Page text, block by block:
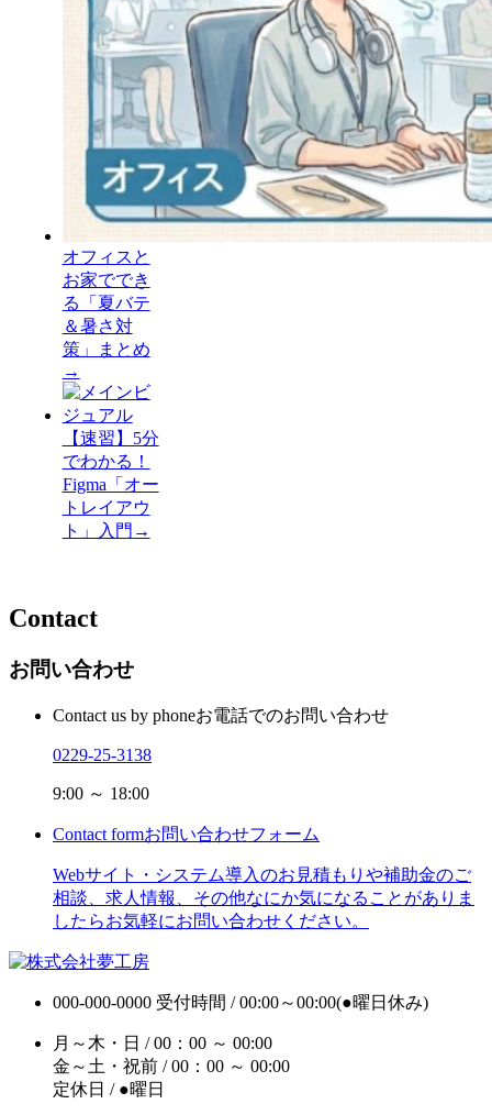
オフィスと
お家ででき
る「夏バテ
＆暑さ対
策」まとめ
→
【速習】5分
でわかる！
Figma「オー
トレイアウ
ト」入門 →
Contact
お問い合わせ
Contact us by phoneお電話でのお問い合わせ
0229-25-3138
9:00 ～ 18:00
Contact formお問い合わせフォーム
Webサイト・システム導入のお見積もりや補助金のご
相談、求人情報、その他なにか気になることがありま
したらお気軽にお問い合わせください。
000-000-0000 受付時間 / 00:00～00:00(●曜日休み)
月～木・日 / 00：00 ～ 00:00
金～土・祝前 / 00：00 ～ 00:00
定休日 / ●曜日